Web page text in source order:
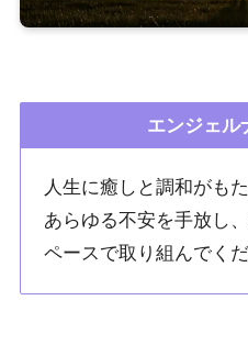
エンジェル
人生に癒しと調和がも
あらゆる不安を手放し
ペースで取り組んでくだ